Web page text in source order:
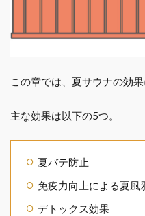
この章では、夏サウナの効
主な効果は以下の5つ。
夏バテ防止
免疫力向上による夏風
デトックス効果